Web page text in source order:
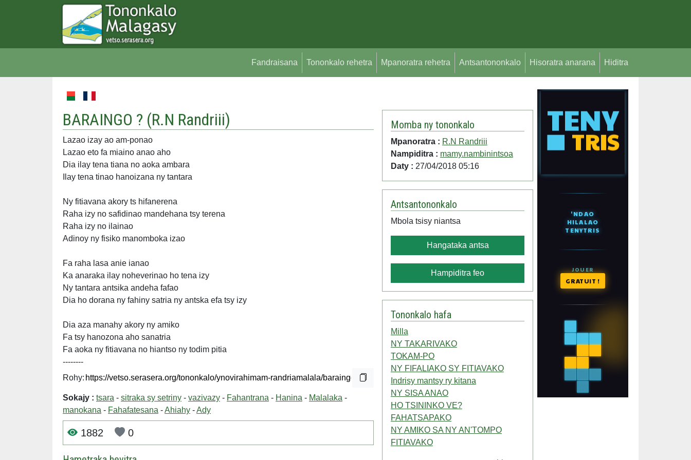
Fandraisana Tononkalo rehetra Mpanoratra rehetra Antsantononkalo Hisoratra anarana Hiditra
BARAINGO ? (R.N Randriii)
Lazao izay ao am-ponao
Lazao eto fa miaino anao aho
Dia ilay tena tiana no aoka ambara
Ilay tena tinao hanoizana ny tantara
Ny fitiavana akory ts hifanerena
Raha izy no safidinao mandehana tsy terena
Raha izy no ilainao
Adinoy ny fisiko manomboka izao
Fa raha lasa anie ianao
Ka anaraka ilay noheverinao ho tena izy
Ny tantara antsika andeha fafao
Dia ho dorana ny fahiny satria ny antska efa tsy izy
Dia aza manahy akory ny amiko
Fa tsy hanozona aho sanatria
Fa aoka ny fitiavana no hiantso ny todim pitia
--------
Rohy:
Sokajy : tsara - sitraka sy setriny - vazivazy - Fahantrana - Hanina - Malalaka -
manokana - Fahafatesana -Ahiahy -Ady
1882 0
Momba ny tononkalo
Mpanoratra : R.N Randriii
Nampiditra : mamy.nambinintsoa
Daty : 27/04/2018 05:16
Antsantononkalo
Mbola tsisy niantsa
Hangataka antsa
Hampiditra feo
Tononkalo hafa
Milla
NY TAKARIVAKO
TOKAM-PO
NY FIFALIAKO SY FITIAVAKO
Indrisy mantsy ry kitana
NY SISA ANAO
HO TSININKO VE?
FAHATSAPAKO
NY AMIKO SA NY AN'TOMPO
FITIAVAKO